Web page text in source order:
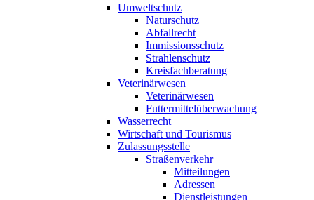
Umweltschutz
Naturschutz
Abfallrecht
Immissionsschutz
Strahlenschutz
Kreisfachberatung
Veterinärwesen
Veterinärwesen
Futtermittelüberwachung
Wasserrecht
Wirtschaft und Tourismus
Zulassungsstelle
Straßenverkehr
Mitteilungen
Adressen
Dienstleistungen